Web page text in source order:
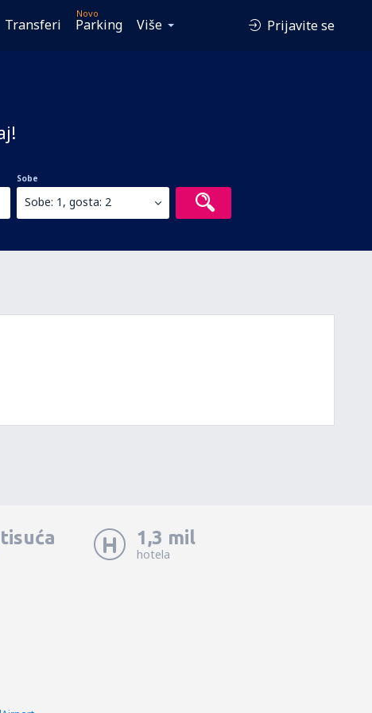
Transferi
Novo
Parking Više Prijavite se
Sobe
Sobe: 1, gosta: 2
1,3 mil
hotela